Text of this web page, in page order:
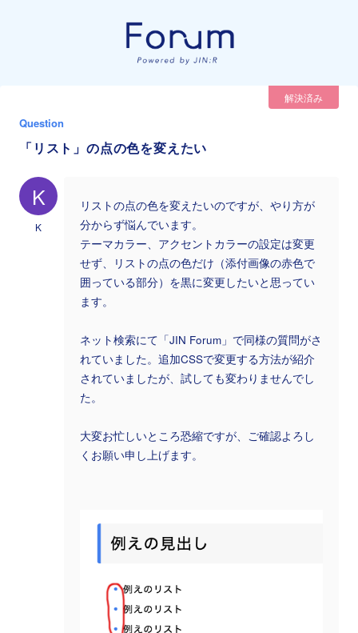
解決済み
Question
「リスト」の点の色を変えたい
K
K
リストの点の色を変えたいのですが、やり方が
分からず悩んでいます。
テーマカラー、アクセントカラーの設定は変更
せず、リストの点の色だけ（添付画像の赤色で
囲っている部分）を黒に変更したいと思ってい
ます。
ネット検索にて「JIN Forum」で同様の質問がさ
れていました。追加CSSで変更する方法が紹介
されていましたが、試しても変わりませんでし
た。
大変お忙しいところ恐縮ですが、ご確認よろし
くお願い申し上げます。